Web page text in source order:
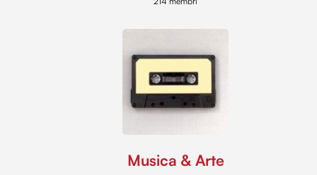
Musica & Arte